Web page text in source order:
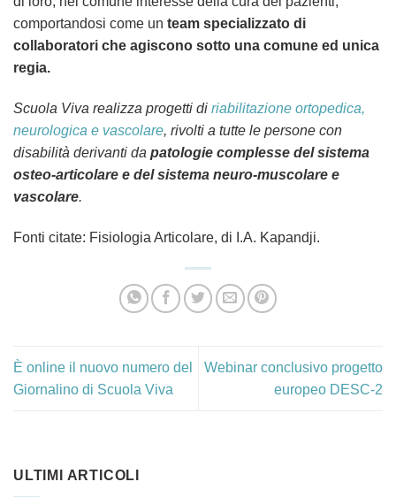
comportandosi come un team specializzato di
collaboratori che agiscono sotto una comune ed unica
regia.
Scuola Viva realizza progetti di riabilitazione ortopedica,
neurologica e vascolare, rivolti a tutte le persone con
disabilità derivanti da patologie complesse del sistema
osteo-articolare e del sistema neuro-muscolare e
vascolare.
Fonti citate: Fisiologia Articolare, di I.A. Kapandji.
È online il nuovo numero del
Giornalino di Scuola Viva
Webinar conclusivo progetto
europeo DESC-2
ULTIMI ARTICOLI